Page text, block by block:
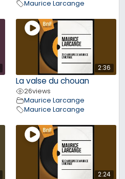
Maurice Larcange
2:36
La valse du chouan
26views
Maurice Larcange
Maurice Larcange
2:24